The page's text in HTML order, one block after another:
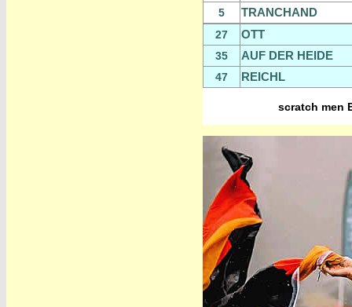
5 TRANCHAND
27 OTT
35 AUF DER HEIDE
47 REICHL
scratch men